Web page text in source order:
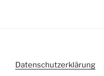
Datenschutzerklärung